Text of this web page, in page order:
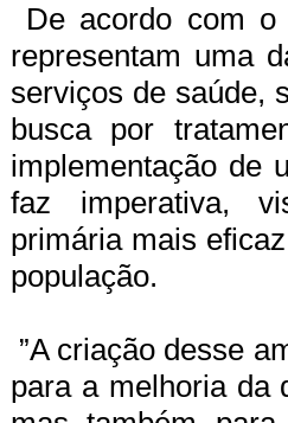
De acordo com o
representam uma
serviços de saúde,
busca por
implementação de
faz imperativa,
primária mais
população.
”A criação desse
para a melhoria da